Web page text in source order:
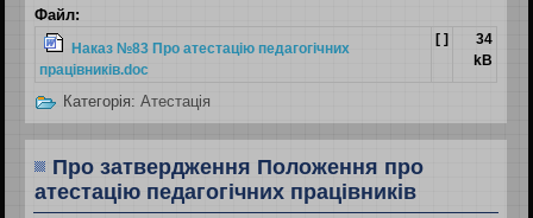
Файл:
Наказ №83 Про атестацію педагогічних
працівників.doc
[ ]
34
kB
Категорія:Атестація
Про затвердження Положення про
атестацію педагогічних працівників